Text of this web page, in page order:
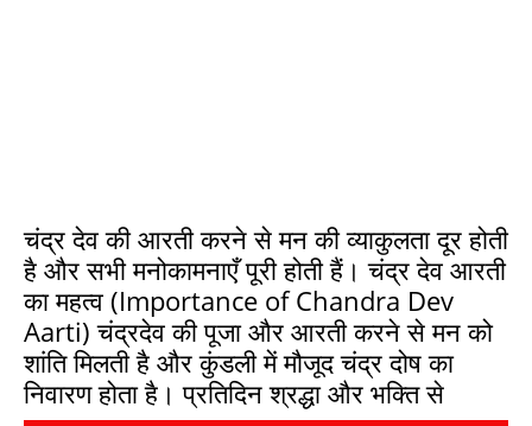
चंद्र देव की आरती करने से मन की व्याकुलता दूर होती
है और सभी मनोकामनाएँ पूरी होती हैं। चंद्र देव आरती
का महत्व (Importance of Chandra Dev
Aarti) चंद्रदेव की पूजा और आरती करने से मन को
शांति मिलती है और कुंडली में मौजूद चंद्र दोष का
निवारण होता है। प्रतिदिन श्रद्धा और भक्ति से